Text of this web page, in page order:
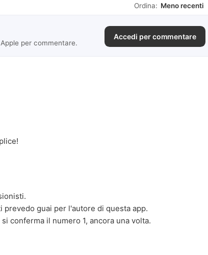
Ordina:
per commentare.
Accedi per commentare
guai per l'autore di questa app.
conferma il numero 1, ancora una volta.